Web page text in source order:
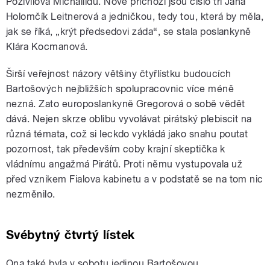
Holomčík Leitnerová a jedničkou, tedy tou, která by měla,
jak se říká, „krýt předsedovi záda“, se stala poslankyně
Klára Kocmanová.
Širší veřejnost názory většiny čtyřlístku budoucích
Bartošových nejbližších spolupracovnic více méně
nezná. Zato europoslankyně Gregorová o sobě vědět
dává. Nejen skrze oblibu vyvolávat pirátský plebiscit na
různá témata, což si leckdo vykládá jako snahu poutat
pozornost, tak především coby krajní skeptička k
vládnímu angažmá Pirátů. Proti němu vystupovala už
před vznikem Fialova kabinetu a v podstatě se na tom nic
nezměnilo.
Svébytný čtvrtý lístek